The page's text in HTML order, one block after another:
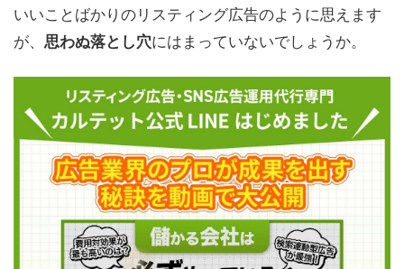
いいことばかりのリスティング広告のように思えます
が、 思わぬ落とし穴にはまっていないでしょうか。